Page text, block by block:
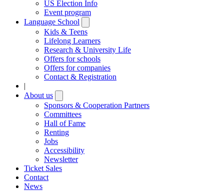
US Election Info
Event program
Language School
submenu
Kids & Teens
Lifelong Learners
Research & University Life
Offers for schools
Offers for companies
Contact & Registration
|
About us
submenu
Sponsors & Cooperation Partners
Committees
Hall of Fame
Renting
Jobs
Accessibility
Newsletter
Ticket Sales
Contact
News